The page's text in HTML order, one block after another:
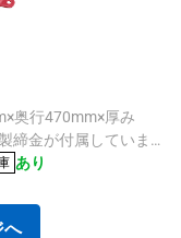
奥行470mm×厚み
締金が付属していま
あり
へ